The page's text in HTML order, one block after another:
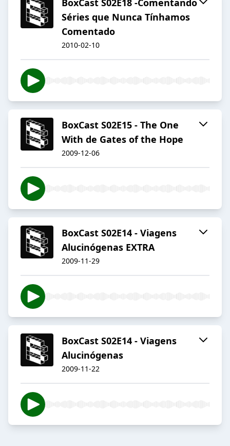
BoxCast S02E18 -Comentando
Séries que Nunca Tínhamos
Comentado
2010-02-10
BoxCast S02E15 - The One
With de Gates of the Hope
2009-12-06
BoxCast S02E14 - Viagens
Alucinógenas EXTRA
2009-11-29
BoxCast S02E14 - Viagens
Alucinógenas
2009-11-22